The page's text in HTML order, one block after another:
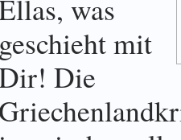
was
geschieht mit
Die